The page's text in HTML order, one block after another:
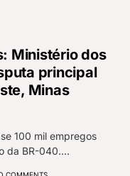
Ministério dos
principal
Minas
100 mil empregos
da BR-040.…